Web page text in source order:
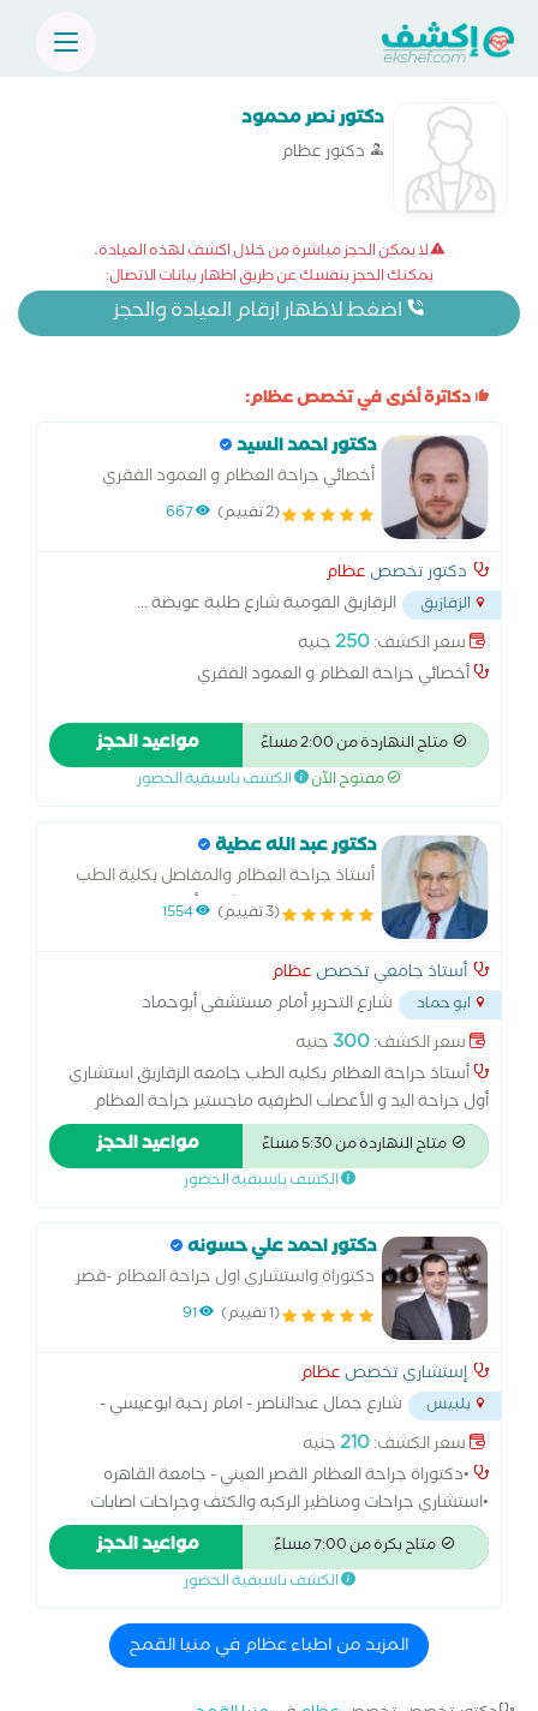
دكتور نصر محمود
دكتور عظام
لا يمكن الحجز مباشرة من خلال اكشف لهذه العيادة،
يمكنك الحجز بنفسك عن طريق اظهار بيانات الاتصال:
اضغط لاظهار ارقام العيادة والحجز
دكاترة أخرى في تخصص عظام:
دكتور احمد السيد
أخصائي جراحة العظام و العمود الفقري
(2 تقييم) 667
دكتور تخصص عظام
الزقازيق الزقازيق القومية شارع طلبة عويضة...
سعر الكشف:250جنيه
أخصائي جراحة العظام و العمود الفقري
متاح النهاردة من 2:00 مساءً مواعيد الحجز
مفتوح الآن الكشف باسبقية الحضور
دكتور عبد الله عطية
أستاذ جراحة العظام والمفاصل بكلية الطب
جامعه الزقازيق إستشارى أول جراحة اليد و
والمفاصل بكلية الطب ومستشفيات جامعه
الزقازيق
(3 تقييم) 1554
أستاذ جامعي تخصص عظام
ابو حماد
شارع التحرير أمام مستشفى أبوحماد
المركزى...
سعر الكشف:300 جنيه
أستاذ جراحة العظام بكليه الطب جامعه الزقازيق استشاري
أول جراحة اليد و الأعصاب الطرفيه ماجستير جراحة العظام
دكتوراة جراحة العظام (إنجلترا) رئيس قسم جراحة العظام بكليه
الطب جامعه الزقازيق سابقا
متاح النهاردة من 5:30 مساءً مواعيد الحجز
الكشف باسبقية الحضور
دكتور احمد علي حسونه
دكتوراة واستشاري اول جراحة العظام -قصر
العيني - جامعة القاهره
(1 تقييم) 91
إستشاري تخصص عظام
بلبيس
شارع جمال عبدالناصر - امام رحبة ابوعيسي -
بجوار مركز د مؤنس عنبه ... سعر الكشف:210جنيه
•دكتوراة جراحة العظام القصر العيني - جامعة القاهره
•استشاري جراحات ومناظير الركبه والكتف وجراحات اصابات
الملاعب . •استشاري جراحات تغيير مفاصل الركبه والفخد
الصناعيه الاوليه والمرتجعه . •استشاري جراحة العظام بتأمين
صحي مدينه نصر وتأمين صحي الهرم . •استشاري جراحة العظام
بمستشفيات كليوباترا النيل بدراوي المعادي والكاتب بالدقي .
•استشاري جراحة العظام بمستشفي شفا التجمع الخامس و
تبارك التجمع الخامس.
متاح بكرة من 7:00 مساءً مواعيد الحجز
الكشف باسبقية الحضور
المزيد من اطباء عظام في منيا القمح